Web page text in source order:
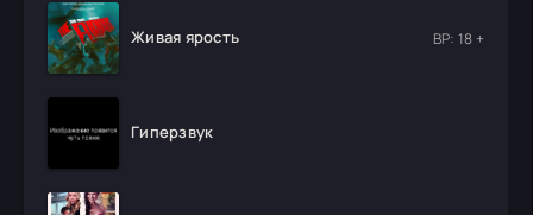
Живая ярость ВР: 18 +
Гиперзвук